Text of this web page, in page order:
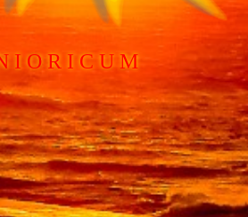
I O R I C U M